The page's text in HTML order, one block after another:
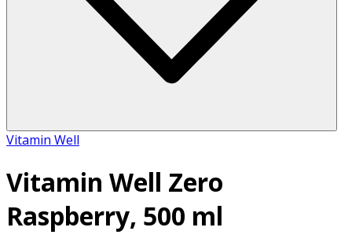
Vitamin Well
Vitamin Well Zero
Raspberry, 500 ml